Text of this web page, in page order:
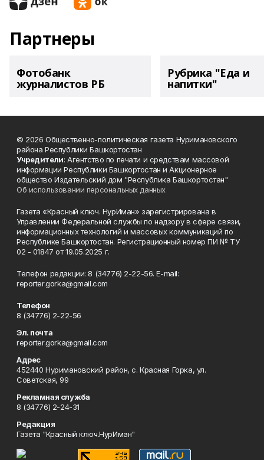
Партнеры
Фотобанк
журналистов РБ
Рубрика "Еда и
напитки"
© 2026 Общественно-политическая газета Нуримановского
района Республики Башкортостан
Учредители: Агентство по печати и средствам массовой
информации Республики Башкортостан и Акционерное
общество Издательский дом "Республика Башкортостан"
Об использовании персональных данных
Газета «Красный ключ. НурИман» зарегистрирована в
Управлении Федеральной службы по надзору в сфере связи,
информационных технологий и массовых коммуникаций по
Республике Башкортостан. Регистрационный номер ПИ № ТУ
02 - 01847 от 19.05.2025 г.
Телефон редакции: 8 (34776) 2-22-56. E-mail:
reporter.gorka@gmail.com
Телефон
8 (34776) 2-22-56
Эл. почта
reporter.gorka@gmail.com
Адрес
452440 Нуримановский район, с. Красная Горка, ул.
Советская, 99
Рекламная служба
8 (34776) 2-24-31
Редакция
Газета "Красный ключ.НурИман"